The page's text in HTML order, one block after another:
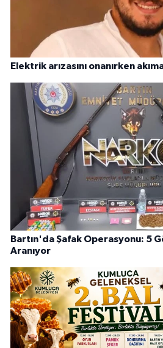
Elektrik arızasını onanırken
Bartın'da Şafak Operasyonu: 5
Aranıyor